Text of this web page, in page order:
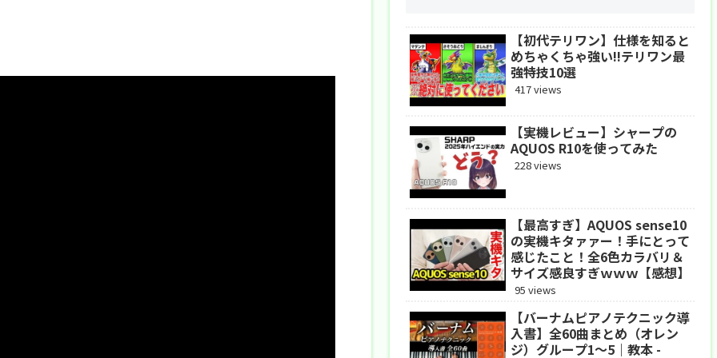
【初代テリワン】仕様を知ると
めちゃくちゃ強い!!テリワン最
強特技10選
417 views
【実機レビュー】シャープの
AQUOS R10を使ってみた
228 views
【最高すぎ】AQUOS sense10
の実機キタァァー！手にとって
感じたこと！全6色カラバリ＆
サイズ感良すぎｗｗｗ【感想】
95 views
【バーナムピアノテクニック導
入書】全60曲まとめ（オレン
ジ）グループ1〜5｜教本 -